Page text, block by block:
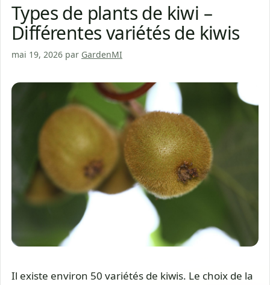
Types de plants de kiwi –
Différentes variétés de kiwis
mai 19, 2026 par GardenMI
Il existe environ 50 variétés de kiwis. Le choix de la